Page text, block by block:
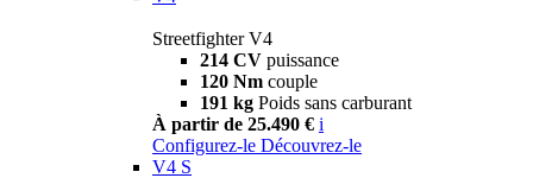
Streetfighter V4
214 CV puissance
120 Nm couple
191 kg Poids sans carburant
À partir de 25.490 € i
Configurez-le Découvrez-le
V4 S